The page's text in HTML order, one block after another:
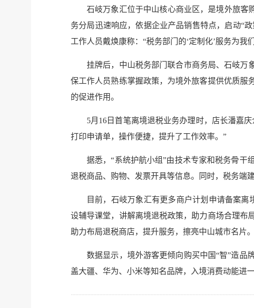
石岐万象汇位于中山核心商业区，是境外旅客
务分局迅速响应，依据企业产品销售特点，启动“
工作人员戴焕康称：“税务部门的‘定制化’服务为我
挂牌后，中山税务部门联合市商务局、石岐万
保工作人员熟练掌握政策，为境外旅客提供优质服
的促进作用。
5月16日首笔离境退税业务办理时，店长潘嘉
打印申请单，操作便捷，提升了工作效率。”
据悉，“系统护航小组”由技术专家和税务骨干
退税商品、购物、发票开具等信息。同时，税务端
目前，石岐万象汇有更多商户计划申请备案
设辅导课堂，讲解离境退税政策，助力商场合理布
助力布局退税商店，提升服务，擦亮中山城市名片。
数据显示，境外游客更倾向购买中国“智”造品
盖大疆、华为、小米等知名品牌，入境消费动能进一